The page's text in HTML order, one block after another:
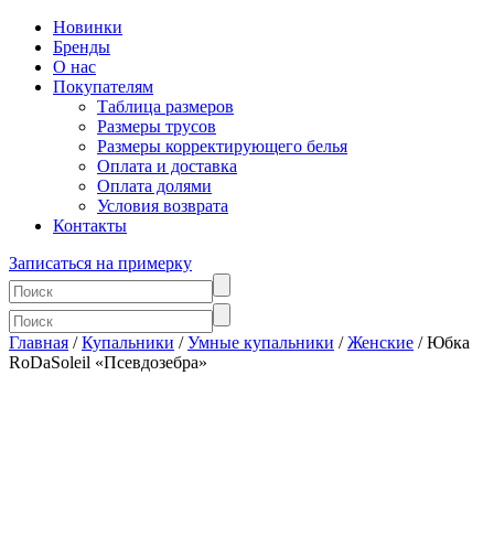
Новинки
Бренды
О нас
Покупателям
Таблица размеров
Размеры трусов
Размеры корректирующего белья
Оплата и доставка
Оплата долями
Условия возврата
Контакты
Записаться на примерку
Главная /Купальники /Умные купальники /Женские / Юбка
RoDaSoleil «Псевдозебра»